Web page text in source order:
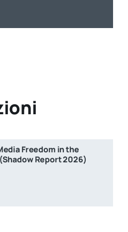
Freedom in the
Report 2026)